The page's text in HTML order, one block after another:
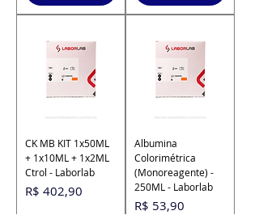
CK MB KIT 1x50ML
+ 1x10ML + 1x2ML
Ctrol - Laborlab
Preço
R$ 402,90
Albumina
Colorimétrica
(Monoreagente) -
250ML - Laborlab
Preço
R$ 53,90